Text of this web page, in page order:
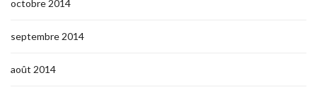
octobre 2014
septembre 2014
août 2014